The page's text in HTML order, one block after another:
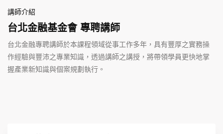
講師介紹
台北金融基金會 專聘講師
台北金融專聘講師於本課程領域從事工作多年，具有豐厚之實務操
作經驗與豐沛之專業知識，透過講師之講授，將帶領學員更快地掌
握產業新知識與個案規劃執行。